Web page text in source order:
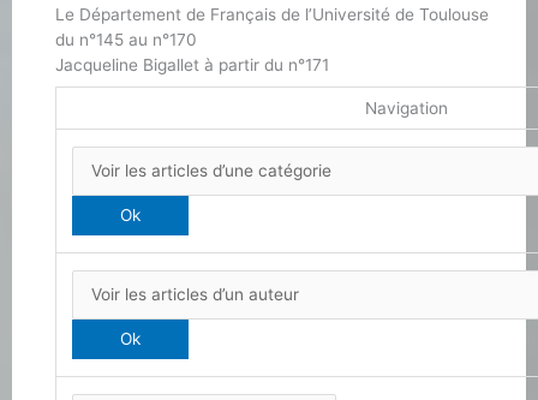
Le Département de Français de l’Université de Toulouse
du n°145 au n°170
Jacqueline Bigallet à partir du n°171
Navigation